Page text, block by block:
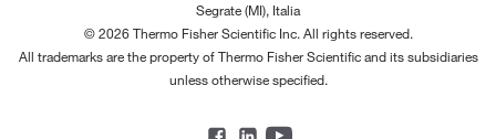
Segrate (MI), Italia
© 2026 Thermo Fisher Scientific Inc. All rights reserved.
All trademarks are the property of Thermo Fisher Scientific and its subsidiaries
unless otherwise specified.